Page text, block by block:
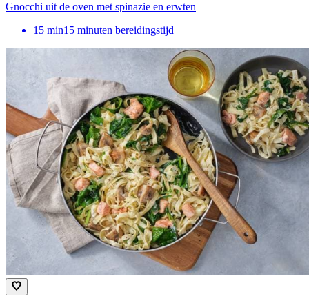
Gnocchi uit de oven met spinazie en erwten
15 min15 minuten bereidingstijd